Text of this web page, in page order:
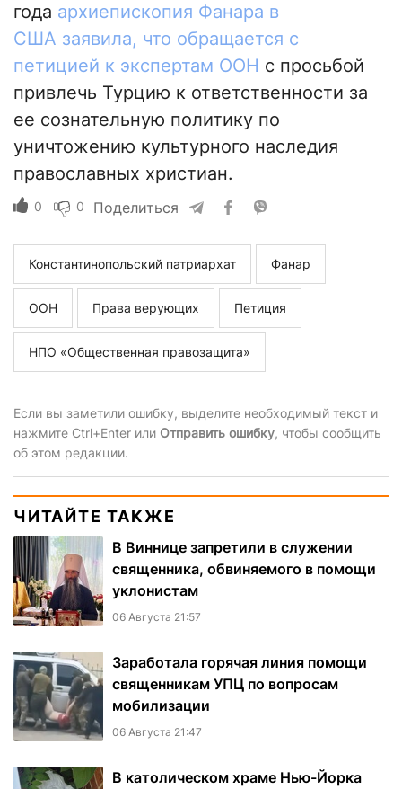
года архиепископия Фанара в
США заявила, что обращается с
петицией к экспертам ООН с просьбой
привлечь Турцию к ответственности за
ее сознательную политику по
уничтожению культурного наследия
православных христиан.
0 0 Поделиться
Константинопольский патриархат Фанар
ООН Права верующих Петиция
НПО «Общественная правозащита»
Если вы заметили ошибку, выделите необходимый текст и
нажмите Ctrl+Enter или Отправить ошибку, чтобы сообщить
об этом редакции.
ЧИТАЙТЕ ТАКЖЕ
В Виннице запретили в служении
священника, обвиняемого в помощи
уклонистам
06 Августа 21:57
Заработала горячая линия помощи
священникам УПЦ по вопросам
мобилизации
06 Августа 21:47
В католическом храме Нью-Йорка